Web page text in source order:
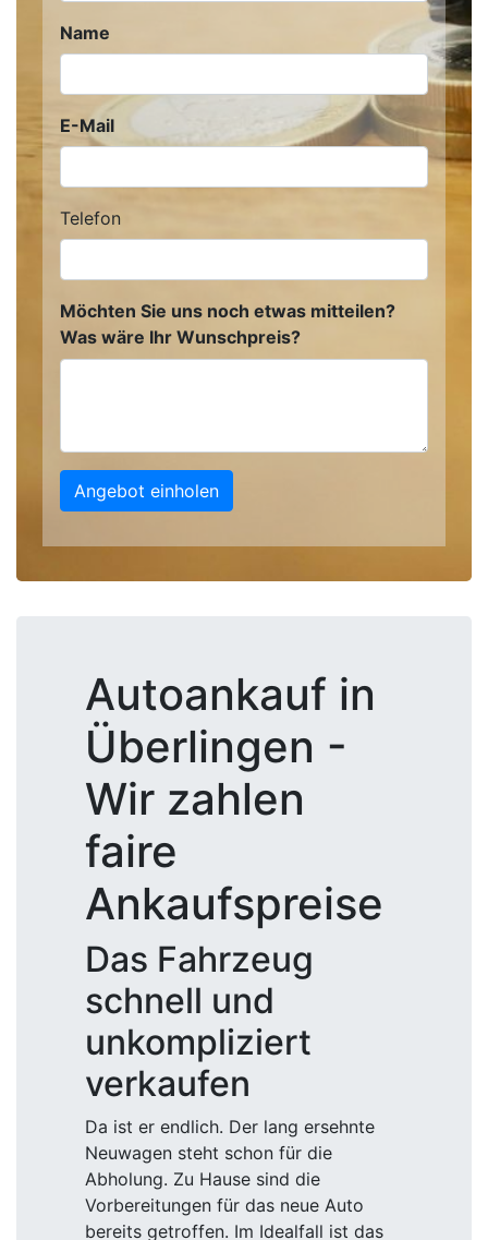
Name
E-Mail
Telefon
Möchten Sie uns noch etwas mitteilen?
Was wäre Ihr Wunschpreis?
Angebot einholen
Autoankauf in
Überlingen -
Wir zahlen
faire
Ankaufspreise
Das Fahrzeug
schnell und
unkompliziert
verkaufen
Da ist er endlich. Der lang ersehnte
Neuwagen steht schon für die
Abholung. Zu Hause sind die
Vorbereitungen für das neue Auto
bereits getroffen. Im Idealfall ist das